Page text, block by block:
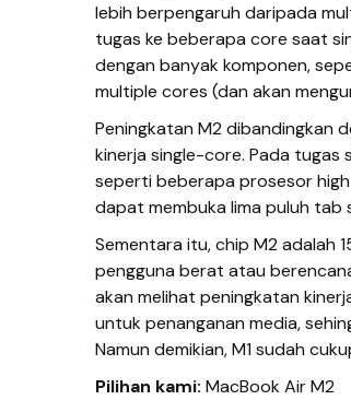
lebih berpengaruh daripada
tugas ke beberapa core saat
dengan banyak komponen,
multiple cores (dan akan
Peningkatan M2 dibandingkan
kinerja single-core. Pada tugas
seperti beberapa prosesor
dapat membuka lima puluh tab
Sementara itu, chip M2 adalah
pengguna berat atau
akan melihat peningkatan
untuk penanganan media,
Namun demikian, M1 sudah
Pilihan kami: MacBook Air M2